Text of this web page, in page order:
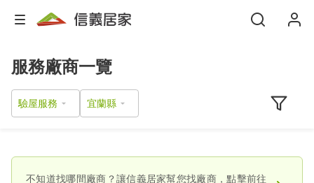
服務廠商一覽
驗屋服務
不知道找哪間廠商？讓信義居家幫您找廠商，點擊前往